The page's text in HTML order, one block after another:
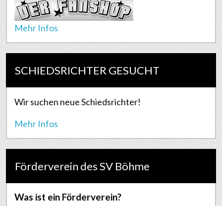
Mehr Infos
SCHIEDSRICHTER GESUCHT
Wir suchen neue Schiedsrichter!
Mehr Infos
Förderverein des SV Böhme
Was ist ein Förderverein?